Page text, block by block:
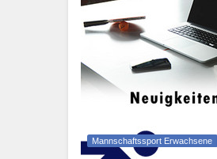
Mannschaftssport Erwachsene